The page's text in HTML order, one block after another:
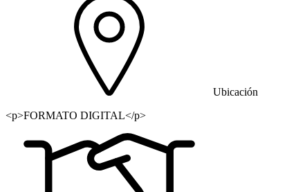
Ubicación
<p>FORMATO DIGITAL</p>